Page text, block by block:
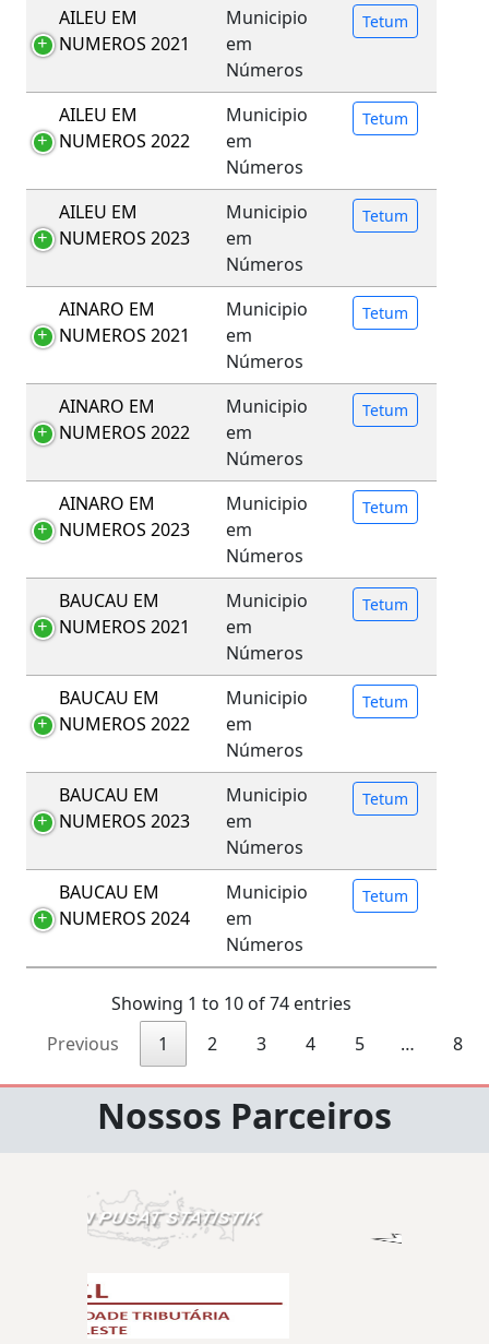
AILEU EM
NUMEROS 2021
Municipio
em
Números
Tetum
AILEU EM
NUMEROS 2022
Municipio
em
Números
Tetum
AILEU EM
NUMEROS 2023
Municipio
em
Números
Tetum
AINARO EM
NUMEROS 2021
Municipio
em
Números
Tetum
AINARO EM
NUMEROS 2022
Municipio
em
Números
Tetum
AINARO EM
NUMEROS 2023
Municipio
em
Números
Tetum
BAUCAU EM
NUMEROS 2021
Municipio
em
Números
Tetum
BAUCAU EM
NUMEROS 2022
Municipio
em
Números
Tetum
BAUCAU EM
NUMEROS 2023
Municipio
em
Números
Tetum
BAUCAU EM
NUMEROS 2024
Municipio
em
Números
Tetum
Showing 1 to 10 of 74 entries
Previous
1 2 3 4 5 … 8
Nossos Parceiros